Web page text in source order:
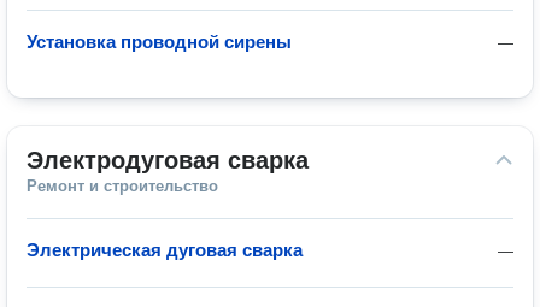
—
Установка проводной сирены
Электродуговая сварка
Ремонт и строительство
—
Электрическая дуговая сварка